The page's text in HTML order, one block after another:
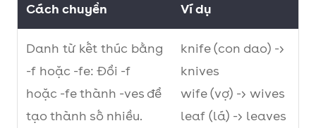
danh từ có tận cùng là -ch, -
brush (bàn
brushes
Cách chuyển Ví dụ
Danh từ kết thúc bằng
-f hoặc -fe: Đổi -f
hoặc -fe thành -ves để
tạo thành số nhiều.
knife (con dao) ->
knives
wife (vợ) -> wives
leaf (lá) -> leaves